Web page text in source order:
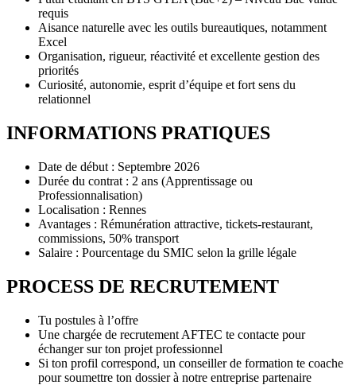
requis
Aisance naturelle avec les outils bureautiques, notamment
Excel
Organisation, rigueur, réactivité et excellente gestion des
priorités
Curiosité, autonomie, esprit d’équipe et fort sens du
relationnel
INFORMATIONS PRATIQUES
Date de début : Septembre 2026
Durée du contrat : 2 ans (Apprentissage ou
Professionnalisation)
Localisation : Rennes
Avantages : Rémunération attractive, tickets-restaurant,
commissions, 50% transport
Salaire : Pourcentage du SMIC selon la grille légale
PROCESS DE RECRUTEMENT
Tu postules à l’offre
Une chargée de recrutement AFTEC te contacte pour
échanger sur ton projet professionnel
Si ton profil correspond, un conseiller de formation te coache
pour soumettre ton dossier à notre entreprise partenaire